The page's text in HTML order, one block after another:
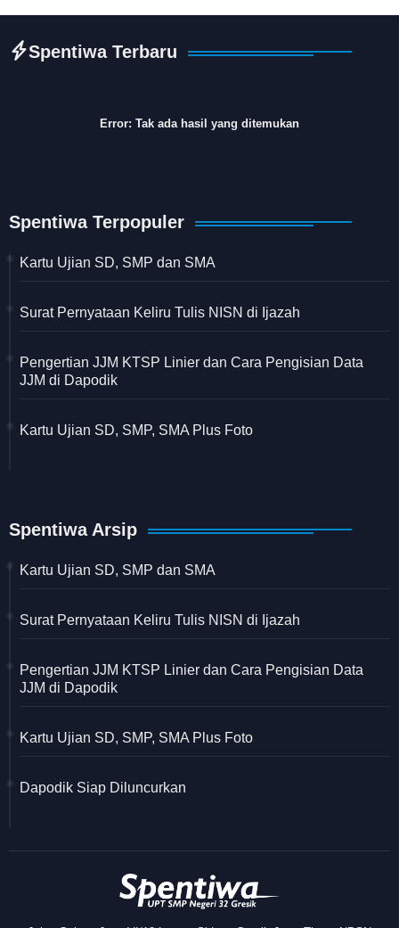
Spentiwa Terbaru
Error: Tak ada hasil yang ditemukan
Spentiwa Terpopuler
Kartu Ujian SD, SMP dan SMA
Surat Pernyataan Keliru Tulis NISN di Ijazah
Pengertian JJM KTSP Linier dan Cara Pengisian Data
JJM di Dapodik
Kartu Ujian SD, SMP, SMA Plus Foto
Spentiwa Arsip
Kartu Ujian SD, SMP dan SMA
Surat Pernyataan Keliru Tulis NISN di Ijazah
Pengertian JJM KTSP Linier dan Cara Pengisian Data
JJM di Dapodik
Kartu Ujian SD, SMP, SMA Plus Foto
Dapodik Siap Diluncurkan